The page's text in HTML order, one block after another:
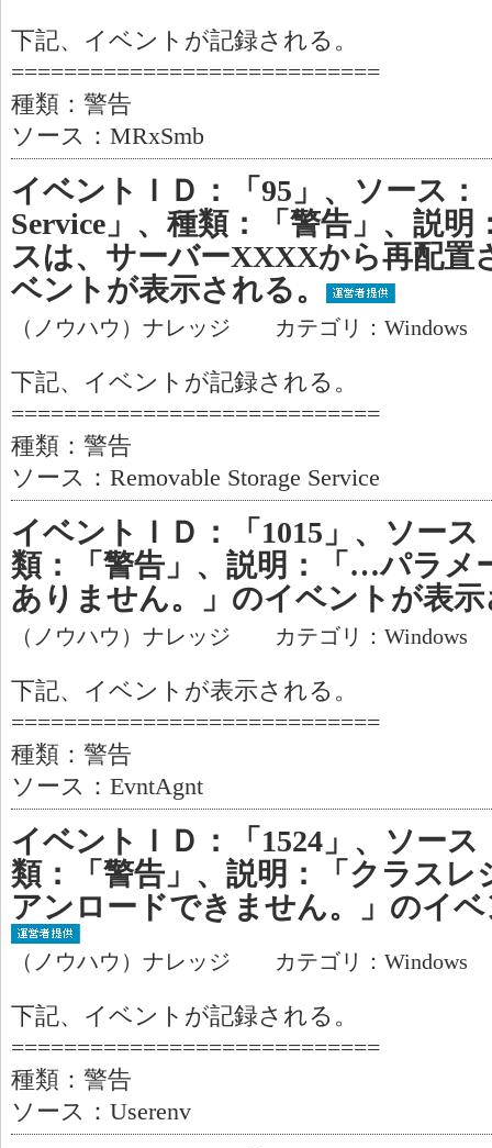
下記、イベントが記録される。
============================
種類：警告
ソース：MRxSmb
イベントＩＤ：「95」、ソース：
Service」、種類：「警告」、説
スは、サーバーXXXXから再配置
ベントが表示される。
（ノウハウ）ナレッジ カテゴリ：Windows
下記、イベントが記録される。
============================
種類：警告
ソース：Removable Storage Service
イベントＩＤ：「1015」、ソー
類：「警告」、説明：「…パラメ
ありません。」のイベントが表
（ノウハウ）ナレッジ カテゴリ：Windows
下記、イベントが表示される。
============================
種類：警告
ソース：EvntAgnt
イベントＩＤ：「1524」、ソース
類：「警告」、説明：「クラス
アンロードできません。」のイ
（ノウハウ）ナレッジ カテゴリ：Windows
下記、イベントが記録される。
============================
種類：警告
ソース：Userenv